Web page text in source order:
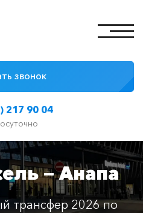
217 90 04
звонок
такси
— Анапа
трансфер 2026 по